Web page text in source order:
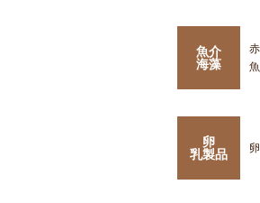
魚介
海藻
卵
乳製品
卵